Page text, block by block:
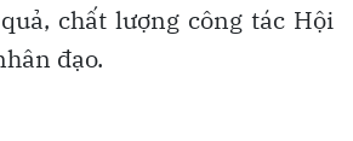
chất lượng công tác Hội
đạo.